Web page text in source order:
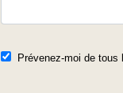
Prévenez-moi de